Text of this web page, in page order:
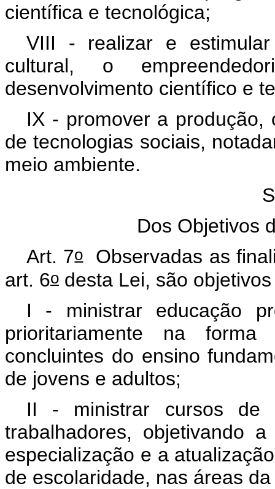
científica e tecnológica;
VIII - realizar e
cultural, o
desenvolvimento científico e
IX - promover a produção,
de tecnologias sociais,
meio ambiente.
Dos Objetivos
Art. 7oObservadas as
art. 6o desta Lei, são
I - ministrar educação
prioritariamente na
concluintes do ensino
de jovens e adultos;
II - ministrar cursos de
trabalhadores, objetivando
especialização e a
de escolaridade, nas áreas